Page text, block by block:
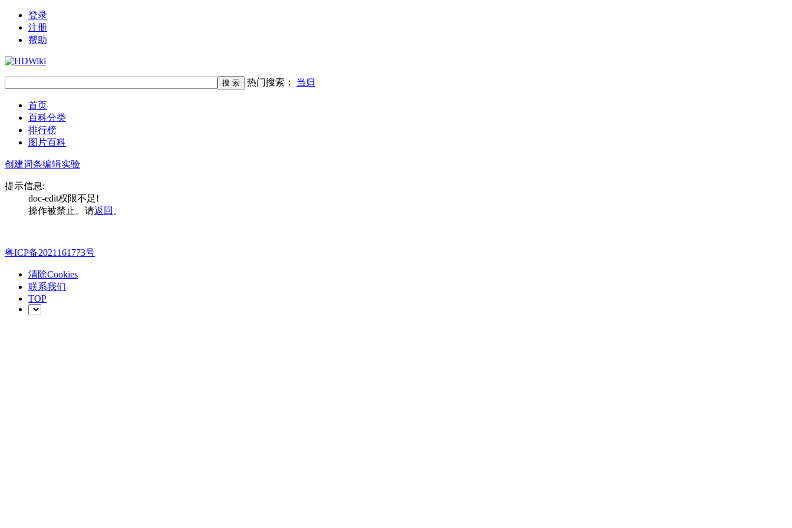
登录
注册
帮助
热门搜索： 当归
首页
百科分类
排行榜
图片百科
创建词条编辑实验
提示信息:
doc-edit权限不足!
操作被禁止。请返回 。
粤ICP备2021161773号
清除Cookies
联系我们
TOP